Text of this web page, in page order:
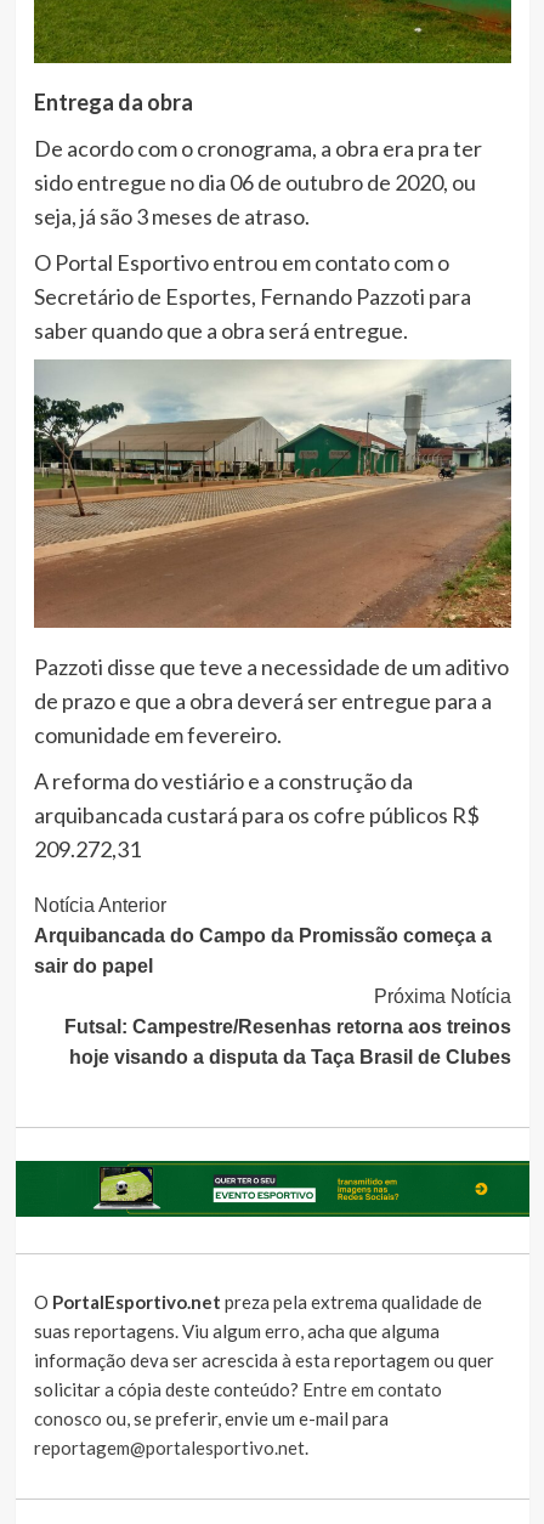
Entrega da obra
De acordo com o cronograma, a obra era pra ter
sido entregue no dia 06 de outubro de 2020, ou
seja, já são 3 meses de atraso.
O Portal Esportivo entrou em contato com o
Secretário de Esportes, Fernando Pazzoti para
saber quando que a obra será entregue.
Pazzoti disse que teve a necessidade de um aditivo
de prazo e que a obra deverá ser entregue para a
comunidade em fevereiro.
A reforma do vestiário e a construção da
arquibancada custará para os cofre públicos R$
209.272,31
Continue
Lendo
Notícia Anterior
Arquibancada do Campo da Promissão começa a
sair do papel
Próxima Notícia
Futsal: Campestre/Resenhas retorna aos treinos
hoje visando a disputa da Taça Brasil de Clubes
O PortalEsportivo.net preza pela extrema qualidade de
suas reportagens. Viu algum erro, acha que alguma
informação deva ser acrescida à esta reportagem ou quer
solicitar a cópia deste conteúdo? Entre em contato
conosco ou, se preferir, envie um e-mail para
reportagem@portalesportivo.net.